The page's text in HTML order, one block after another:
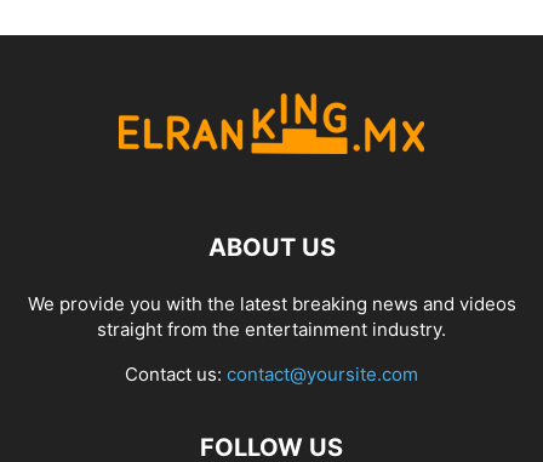
ABOUT US
We provide you with the latest breaking news and videos
straight from the entertainment industry.
Contact us: contact@yoursite.com
FOLLOW US